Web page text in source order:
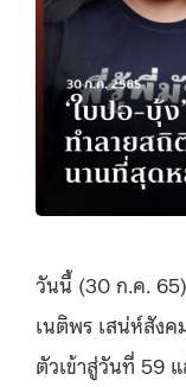
วันนี้ (30 ก.ค.
เนติพร เสน่ห์สังค
ตัวเข้าสู่วันที่ 59